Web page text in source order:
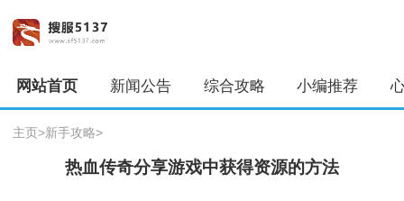
网站首页 新闻公告 综合攻略 小编推荐
主页>新手攻略>
热血传奇分享游戏中获得资源的方法